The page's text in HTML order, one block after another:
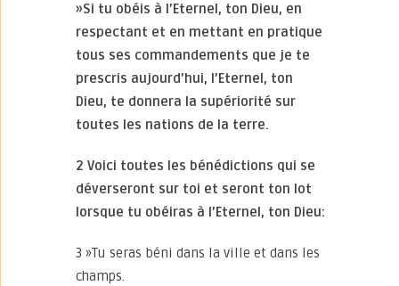
»Si tu obéis à l’Eternel, ton Dieu, en
respectant et en mettant en pratique
tous ses commandements que je te
prescris aujourd’hui, l’Eternel, ton
Dieu, te donnera la supériorité sur
toutes les nations de la terre.
2 Voici toutes les bénédictions qui se
déverseront sur toi et seront ton lot
lorsque tu obéiras à l’Eternel, ton Dieu:
3 »Tu seras béni dans la ville et dans les
champs.